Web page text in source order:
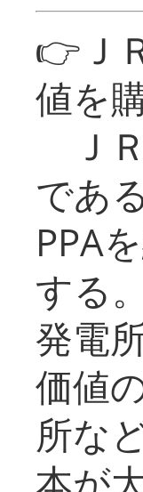
👉Ｊ
値を
Ｊ
であ
PPA
する
発電
価値
所な